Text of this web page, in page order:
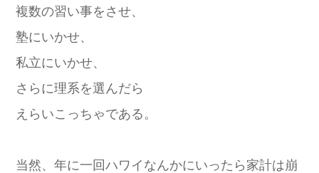
複数の習い事をさせ、
塾にいかせ、
私立にいかせ、
さらに理系を選んだら
えらいこっちゃである。
当然、年に一回ハワイなんかにいったら家計は崩